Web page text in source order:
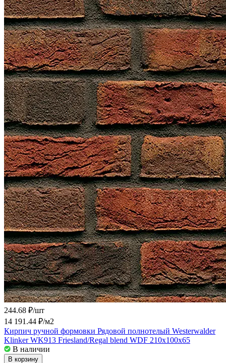
244.68 ₽/шт
14 191.44 ₽/м2
Кирпич ручной формовки Рядовой полнотелый Westerwalder
Klinker WK913 Friesland/Regal blend WDF 210x100x65
В наличии
В корзину